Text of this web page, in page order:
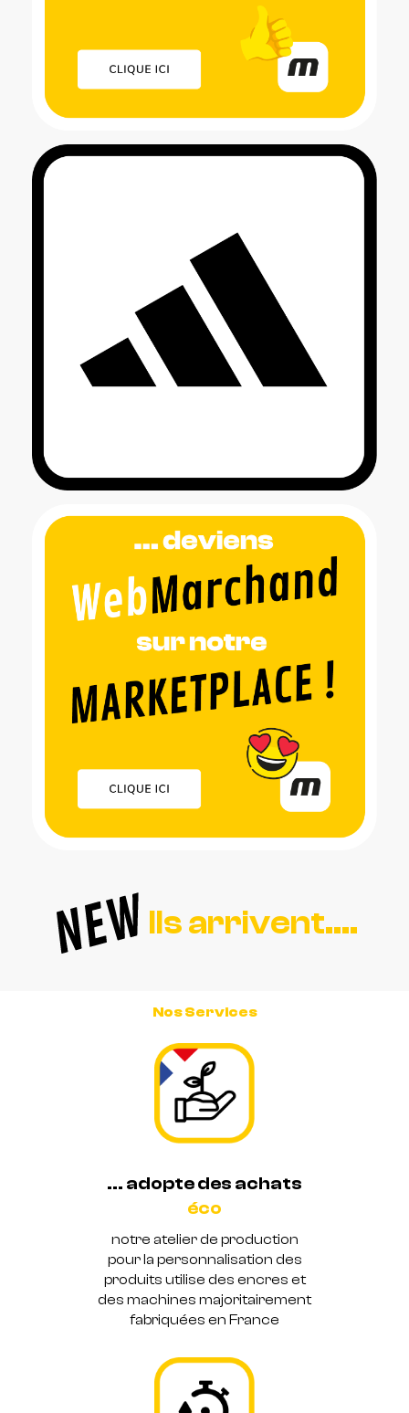
Ils arrivent....
Nos Services
... adopte des achats
notre atelier de production
pour la personnalisation des
produits utilise des encres et
des machines majoritairement
fabriquées en France